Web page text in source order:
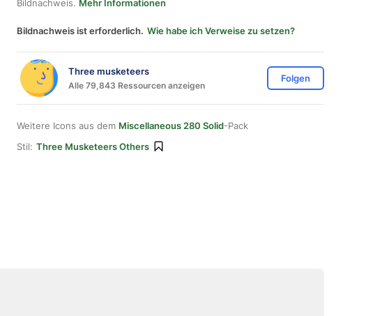
Bildnachweis. Mehr Informationen
Bildnachweis ist erforderlich. Wie habe ich Verweise zu setzen?
Three musketeers
Alle 79,843 Ressourcen anzeigen
Folgen
Weitere Icons aus dem Miscellaneous 280 Solid-Pack
Stil: Three Musketeers Others